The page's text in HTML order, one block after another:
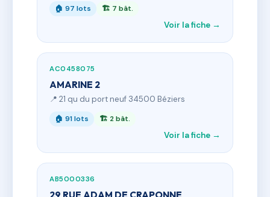
🏠 97 lots 🏗 7 bât.
Voir la fiche →
AC0458075
AMARINE 2
📍 21 qu du port neuf 34500 Béziers
🏠 91 lots 🏗 2 bât.
Voir la fiche →
AB5000336
29 RUE ADAM DE CRAPONNE